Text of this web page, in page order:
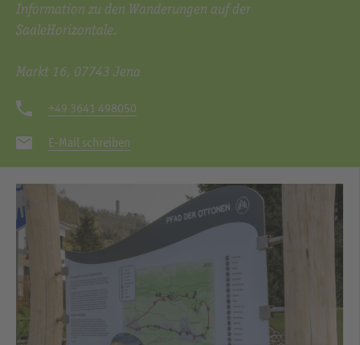
Information zu den Wanderungen auf der
SaaleHorizontale.
Markt 16, 07743 Jena
+49 3641 498050
E-Mail schreiben